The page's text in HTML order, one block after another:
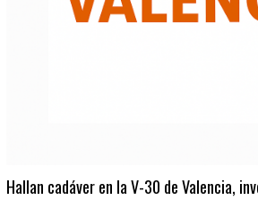
Hallan cadáver en la V-30 de Valencia,